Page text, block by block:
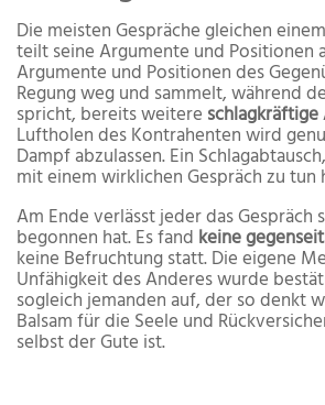
Die meisten Gespräche gleichen
teilt seine Argumente und Positionen
Argumente und Positionen des
Regung weg und sammelt, während
spricht, bereits weitere
Luftholen des Kontrahenten wird
Dampf abzulassen. Ein
mit einem wirklichen Gespräch zu tun
Am Ende verlässt jeder das Gespräch
begonnen hat. Es fand keine
keine Befruchtung statt. Die eigene
Unfähigkeit des Anderes wurde
sogleich jemanden auf, der so denkt
Balsam für die Seele und
selbst der Gute ist.